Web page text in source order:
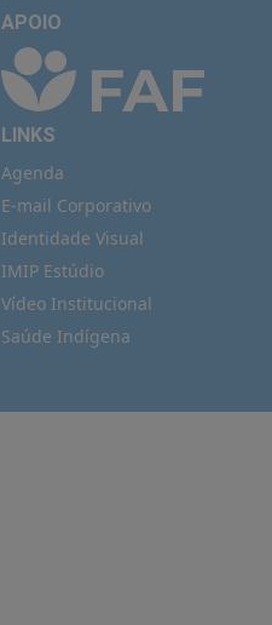
APOIO
LINKS
Agenda
E-mail Corporativo
Identidade Visual
IMIP Estúdio
Vídeo Institucional
Saúde Indígena